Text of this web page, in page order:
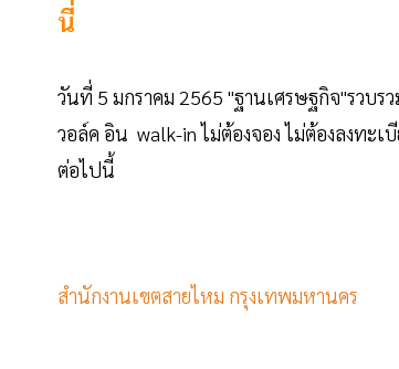
นี่
วันที่ 5 มกราคม 2565 "ฐานเศรษฐกิจ"รวบร
วอล์ค อิน walk-in ไม่ต้องจอง ไม่ต้องลงทะ
ต่อไปนี้
สำนักงานเขตสายไหม กรุงเทพมหานคร